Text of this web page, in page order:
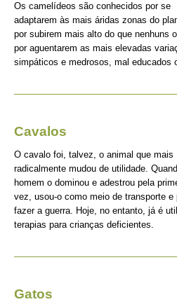
Os camelídeos são conhecidos por se
adaptarem às mais áridas zonas do
por subirem mais alto do que nenhuns
por aguentarem as mais elevadas
simpáticos e medrosos, mal educados
Cavalos
O cavalo foi, talvez, o animal que mais
radicalmente mudou de utilidade.
homem o dominou e adestrou pela
vez, usou-o como meio de transporte e
fazer a guerra. Hoje, no entanto, já é
terapias para crianças deficientes.
Gatos